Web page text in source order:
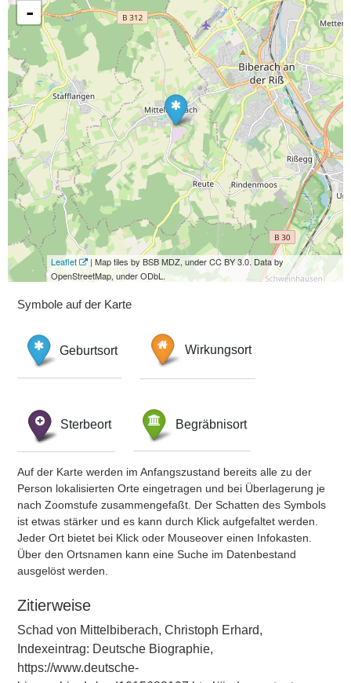
-
Leaflet
| Map tiles by BSB MDZ, under CC BY 3.0. Data by
OpenStreetMap, under ODbL.
Symbole auf der Karte
Geburtsort Wirkungsort
Sterbeort Begräbnisort
Auf der Karte werden im Anfangszustand bereits alle zu der
Person lokalisierten Orte eingetragen und bei Überlagerung je
nach Zoomstufe zusammengefaßt. Der Schatten des Symbols
ist etwas stärker und es kann durch Klick aufgefaltet werden.
Jeder Ort bietet bei Klick oder Mouseover einen Infokasten.
Über den Ortsnamen kann eine Suche im Datenbestand
ausgelöst werden.
Zitierweise
Schad von Mittelbiberach, Christoph Erhard,
Indexeintrag: Deutsche Biographie,
https://www.deutsche-